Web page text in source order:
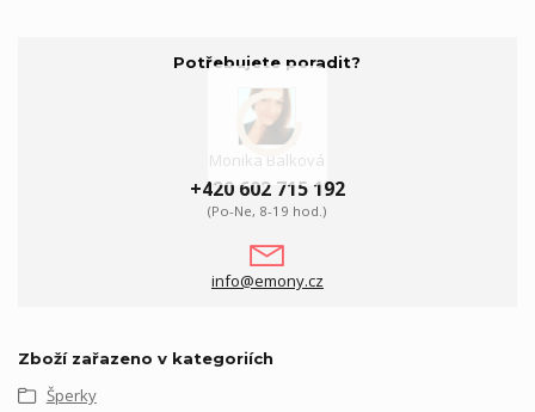
Potřebujete poradit?
Monika Balková
+420 602 715 192
(Po-Ne, 8-19 hod.)
info@emony.cz
Zboží zařazeno v kategoriích
Šperky